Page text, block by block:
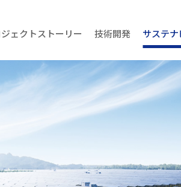
ェクトストーリー 技術開発 サステナ